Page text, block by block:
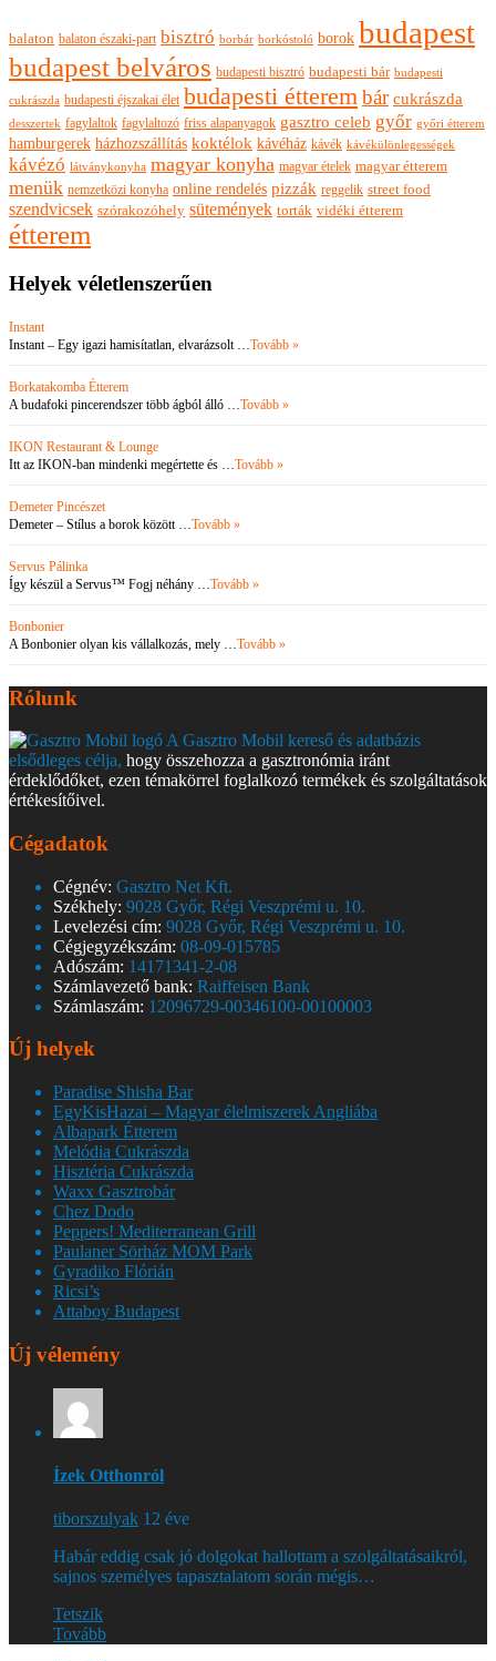
balaton balaton északi-part bisztró borbár borkóstoló borok budapest
budapest belváros budapesti bisztró budapesti bár budapesti
cukrászda budapesti éjszakai élet budapesti étterembár cukrászda
desszertek fagylaltok fagylaltozó friss alapanyagok gasztro celeb győr győri étterem
hamburgerek házhozszállítás koktélok kávéház kávék kávékülönlegességek
kávézó látványkonyha magyar konyha magyar ételek magyar étterem
menük nemzetközi konyha online rendelés pizzák reggelik street food
szendvicsek szórakozóhely sütemények torták vidéki étterem
étterem
Helyek véletlenszerűen
Instant
Instant – Egy igazi hamisítatlan, elvarázsolt …Tovább »
Borkatakomba Étterem
A budafoki pincerendszer több ágból álló …Tovább »
IKON Restaurant & Lounge
Itt az IKON-ban mindenki megértette és …Tovább »
Demeter Pincészet
Demeter – Stílus a borok között …Tovább »
Servus Pálinka
Így készül a Servus™ Fogj néhány …Tovább »
Bonbonier
A Bonbonier olyan kis vállalkozás, mely …Tovább »
Rólunk
A Gasztro Mobil kereső és adatbázis
elsődleges célja, hogy összehozza a gasztronómia iránt
érdeklődőket, ezen témakörrel foglalkozó termékek és szolgáltatások
értékesítőivel.
Cégadatok
Cégnév: Gasztro Net Kft.
Székhely: 9028 Győr, Régi Veszprémi u. 10.
Levelezési cím: 9028 Győr, Régi Veszprémi u. 10.
Cégjegyzékszám: 08-09-015785
Adószám: 14171341-2-08
Számlavezető bank: Raiffeisen Bank
Számlaszám: 12096729-00346100-00100003
Új helyek
Paradise Shisha Bar
EgyKisHazai – Magyar élelmiszerek Angliába
Albapark Étterem
Melódia Cukrászda
Hisztéria Cukrászda
Waxx Gasztrobár
Chez Dodo
Peppers! Mediterranean Grill
Paulaner Sörház MOM Park
Gyradiko Flórián
Ricsi’s
Attaboy Budapest
Új vélemény
Ízek Otthonról
tiborszulyak 12 éve
Habár eddig csak jó dolgokat hallottam a szolgáltatásaikról,
sajnos személyes tapasztalatom során mégis…
Tetszik
Tovább